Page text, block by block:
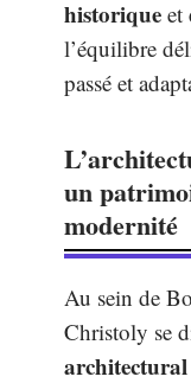
historique et
l’équilibre
passé et
un
modernité
Au sein de
Christoly se
architectural